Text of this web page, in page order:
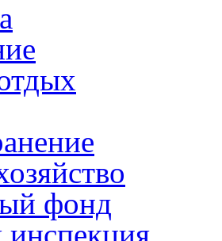
фонд